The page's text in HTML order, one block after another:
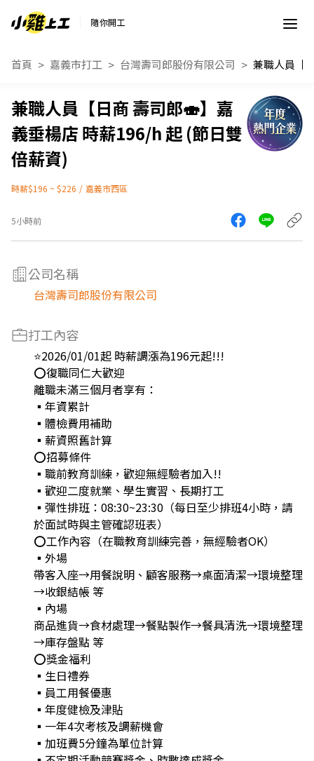
隨你開工
首頁 嘉義市打工 台灣壽司郎股份有限公司
兼職人員【日商 壽司郎🍣】嘉
義垂楊店 時薪196/h 起 (節日雙
倍薪資)
時薪$196 ~ $226 / 嘉義市西區
5小時前
公司名稱
台灣壽司郎股份有限公司
打工內容
⭐2026/01/01起 時薪調漲為196元起!!!
⭕復職同仁大歡迎
離職未滿三個月者享有：
▪年資累計
▪體檢費用補助
▪薪資照舊計算
⭕招募條件
▪職前教育訓練，歡迎無經驗者加入!!
▪歡迎二度就業、學生實習、長期打工
▪彈性排班：08:30~23:30（每日至少排班4小時，請
於面試時與主管確認班表）
⭕工作內容（在職教育訓練完善，無經驗者OK）
▪外場
帶客入座→用餐說明、顧客服務→桌面清潔→環境整理
→收銀結帳 等
▪內場
商品進貨→食材處理→餐點製作→餐具清洗→環境整理
→庫存盤點 等
⭕獎金福利
▪生日禮券
▪員工用餐優惠
▪年度健檢及津貼
▪一年4次考核及調薪機會
▪加班費5分鐘為單位計算